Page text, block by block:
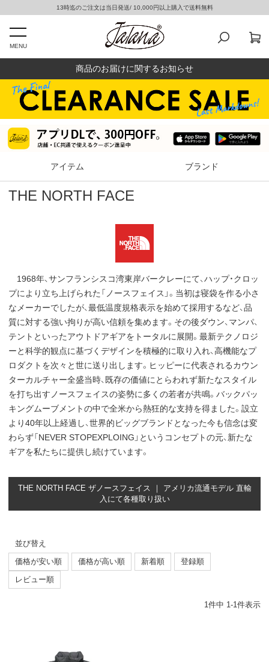
13時迄のご注文は当日発送/ 10,000円以上購入で送料無料
MENU
商品のお届けに関するお知らせ
アイテム ブランド
THE NORTH FACE
1968年、サンフランシスコ湾東岸バークレーにて、ハップ・クロッ
プにより立ち上げられた「ノースフェイス」。当初は寝袋を作る小さ
なメーカーでしたが、最低温度規格表示を始めて採用するなど、品
質に対する強い拘りが高い信頼を集めます。その後ダウン、マンパ、
テントといったアウトドアギアをトータルに展開。最新テクノロジ
ーと科学的観点に基づくデザインを積極的に取り入れ、高機能なプ
ロダクトを次々と世に送り出します。ヒッピーに代表されるカウン
ターカルチャー全盛当時、既存の価値にとらわれず新たなスタイル
を打ち出すノースフェイスの姿勢に多くの若者が共鳴。バックパッ
キングムーブメントの中で全米から熱狂的な支持を得ました。設立
より40年以上経過し、世界的ビッグブランドとなった今も信念は変
わらず「NEVER STOPEXPLOING」というコンセプトの元、新たな
ギアを私たちに提供し続けています。
THE NORTH FACE ザノースフェイス ｜ アメリカ流通モデル 直輸
入にて各種取り扱い
並び替え
価格が安い順
価格が高い順 新着順
登録順
レビュー順
1件中 1-1件表示